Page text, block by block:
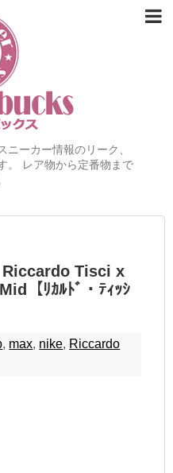
ーカー情報のリーク、
。 レア物から定番物まで
Riccardo Tisci x
【ﾘｶﾙﾄﾞ・ﾃｨｯｼ
, max, nike, Riccardo